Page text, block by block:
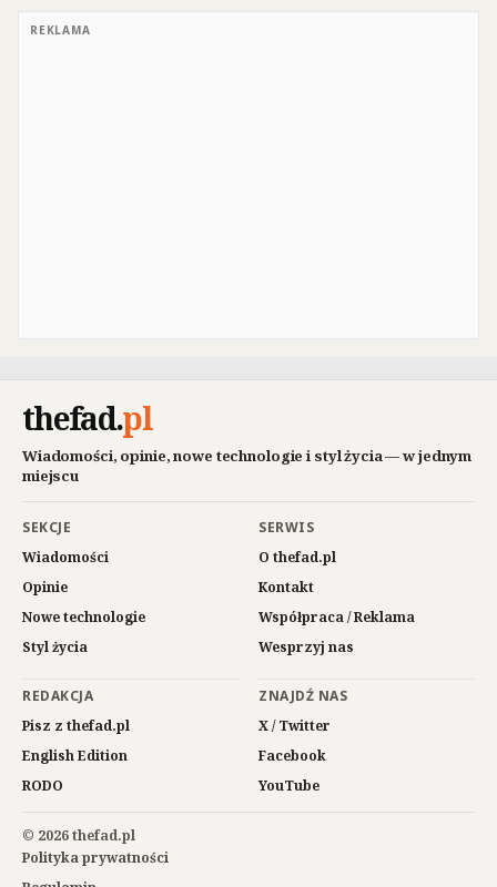
REKLAMA
thefad.pl
Wiadomości, opinie, nowe technologie i styl życia — w jednym
miejscu
SEKCJE
Wiadomości
Opinie
Nowe technologie
Styl życia
SERWIS
O thefad.pl
Kontakt
Współpraca / Reklama
Wesprzyj nas
REDAKCJA
Pisz z thefad.pl
English Edition
RODO
ZNAJDŹ NAS
X / Twitter
Facebook
YouTube
© 2026 thefad.pl
Polityka prywatności